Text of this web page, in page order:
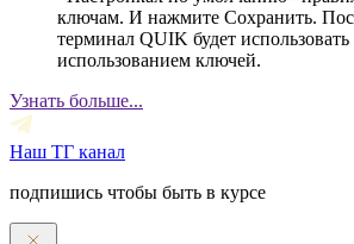
ключам. И нажмите Сохранить.
терминал QUIK будет
использованием ключей.
Узнать больше...
Наш ТГ канал
подпишись чтобы быть в курсе